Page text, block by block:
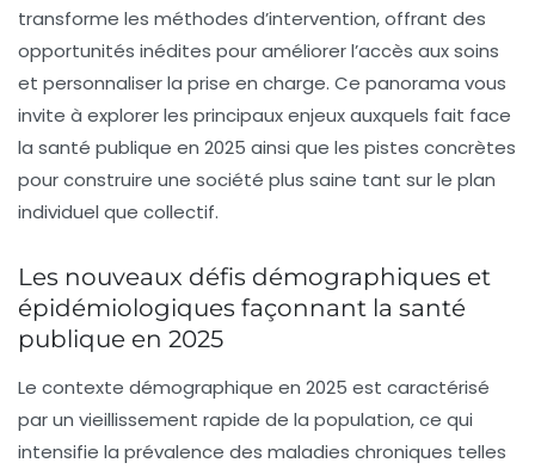
transforme les méthodes d’intervention, offrant des
opportunités inédites pour améliorer l’accès aux soins
et personnaliser la prise en charge. Ce panorama vous
invite à explorer les principaux enjeux auxquels fait face
la santé publique en 2025 ainsi que les pistes concrètes
pour construire une société plus saine tant sur le plan
individuel que collectif.
Les nouveaux défis démographiques et
épidémiologiques façonnant la santé
publique en 2025
Le contexte démographique en 2025 est caractérisé
par un vieillissement rapide de la population, ce qui
intensifie la prévalence des maladies chroniques telles